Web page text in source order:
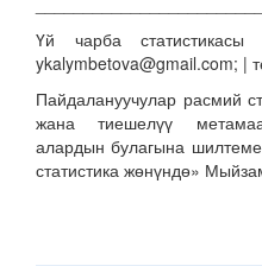
Үй чарба
ykalymbetova@gmail.com; |
Пайдалануучулар расмий
жана тиешелүү
алардын булагына
статистика жөнүндө»